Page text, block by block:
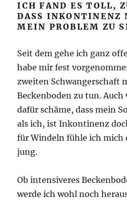
ICH FAND ES TOLL,
DASS INKONTINENZ
MEIN PROBLEM ZU
Seit dem gehe ich ganz
habe mir fest
zweiten Schwangerschaft
Beckenboden zu tun.
dafür schäme, dass mein
als ich, ist Inkontinenz
für Windeln fühle ich mich
jung.
Ob intensiveres
werde ich wohl noch